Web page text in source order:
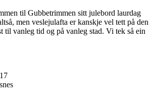
til Gubbetrimmen sitt julebord laurdag
men veslejulafta er kanskje vel tett på den
til vanleg tid og på vanleg stad. Vi tek så ein